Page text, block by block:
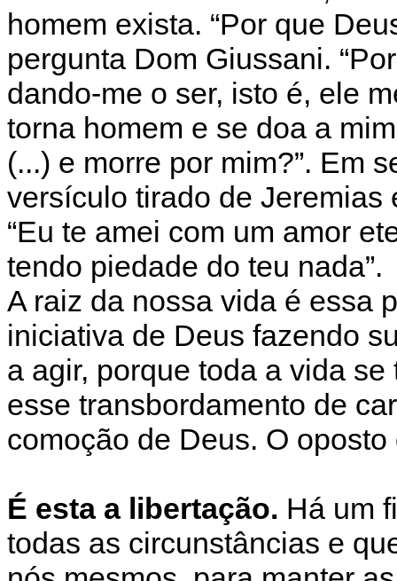
homem exista. “Por que
pergunta Dom Giussani.
dando-me o ser, isto é, ele
torna homem e se doa a
(...) e morre por mim?”. Em
versículo tirado de Jeremias
“Eu te amei com um amor
tendo piedade do teu nada”.
A raiz da nossa vida é essa
iniciativa de Deus fazendo
a agir, porque toda a vida
esse transbordamento de
comoção de Deus. O
É esta a libertação. Há um
todas as circunstâncias e